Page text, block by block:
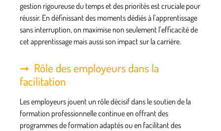
gestion rigoureuse du temps et des priorités est cruciale pour
réussir. En définissant des moments dédiés à l’apprentissage
sans interruption, on maximise non seulement l’efficacité de
cet apprentissage mais aussi son impact sur la carrière.
Rôle des employeurs dans la
facilitation
Lesemployeurs jouent un rôle décisif dans le soutien de la
formation professionnelle continueen offrant des
programmes de formation adaptés ou en facilitant des